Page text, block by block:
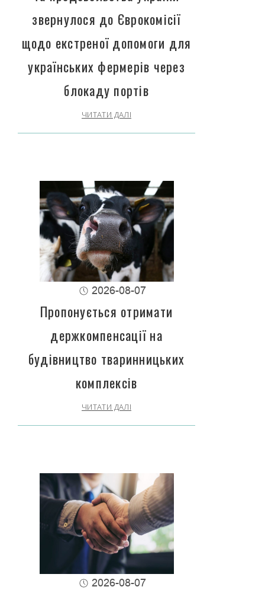
звернулося до Єврокомісії
щодо екстреної допомоги для
українських фермерів через
блокаду портів
ЧИТАТИ ДАЛІ
2026-08-07
Пропонується отримати
держкомпенсації на
будівництво тваринницьких
комплексів
ЧИТАТИ ДАЛІ
2026-08-07